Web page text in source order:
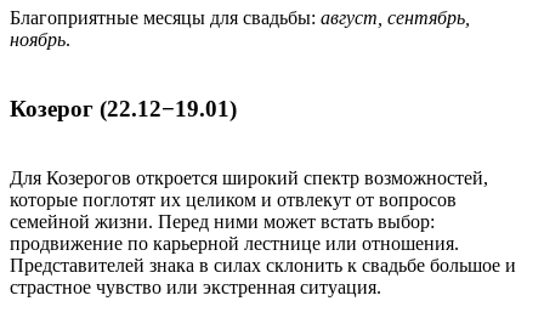
Благоприятные месяцы для свадьбы: август, сентябрь,
ноябрь.
Козерог (22.12−19.01)
Для Козерогов откроется широкий спектр возможностей,
которые поглотят их целиком и отвлекут от вопросов
семейной жизни. Перед ними может встать выбор:
продвижение по карьерной лестнице или отношения.
Представителей знака в силах склонить к свадьбе большое и
страстное чувство или экстренная ситуация.